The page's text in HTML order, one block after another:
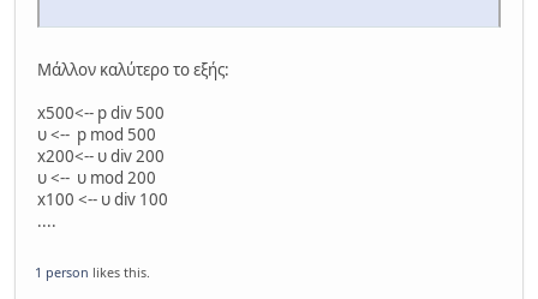
Μάλλον καλύτερο το εξής:
x500<-- p div 500
υ <-- p mod 500
x200<-- υ div 200
υ <-- υ mod 200
x100 <-- υ div 100
....
1 person likes this.